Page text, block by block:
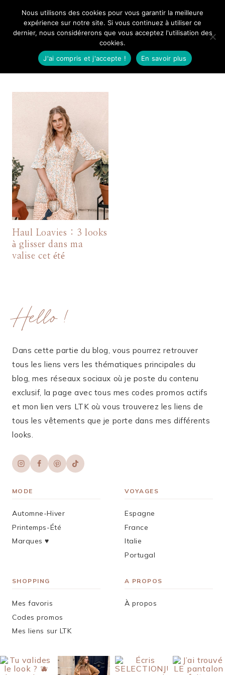
contenuMangue Poudrée
Loavies
Haul Loavies : 3 looks
à glisser dans ma
valise cet été
Hello !
Dans cette partie du blog, vous pourrez retrouver
tous les liens vers les thématiques principales du
blog, mes réseaux sociaux où je poste du contenu
exclusif, la page avec tous mes codes promos actifs
et mon lien vers LTK où vous trouverez les liens de
tous les vêtements que je porte dans mes différents
looks.
MODE
Automne-Hiver
Printemps-Été
Marques ♥︎
VOYAGES
Espagne
France
Italie
Portugal
SHOPPING
Mes favoris
Codes promos
Mes liens sur LTK
A PROPOS
À propos
Nous utilisons des cookies pour vous garantir la meilleure
expérience sur notre site. Si vous continuez à utiliser ce
dernier, nous considérerons que vous acceptez l'utilisation des
cookies.
J'ai compris et j'accepte !
En savoir plus